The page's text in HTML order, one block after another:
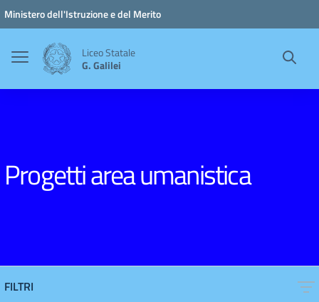
Ministero dell'Istruzione e del Merito
Liceo Statale
G. Galilei
Progetti area umanistica
FILTRI